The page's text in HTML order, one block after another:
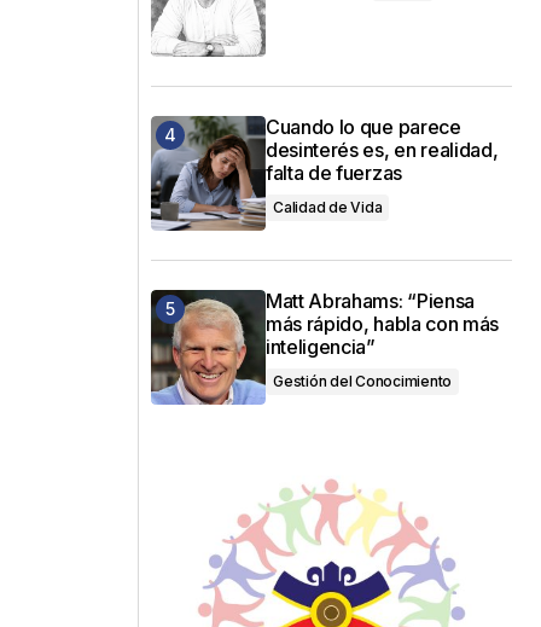
Cuando lo que parece
desinterés es, en realidad,
falta de fuerzas
Calidad de Vida
Matt Abrahams: “Piensa
más rápido, habla con más
inteligencia”
Gestión del Conocimiento